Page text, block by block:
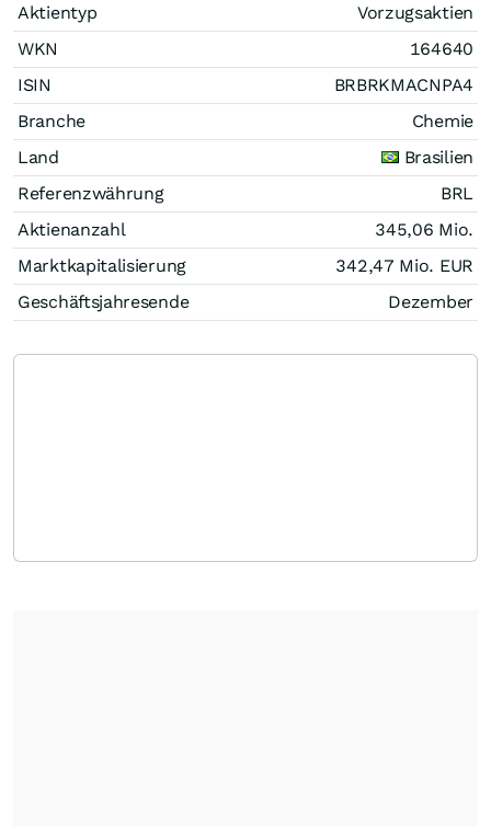
Aktientyp
Vorzugsaktien
WKN
164640
ISIN
BRBRKMACNPA4
Branche
Chemie
Land
Brasilien
Referenzwährung
BRL
Aktienanzahl
345,06 Mio.
Marktkapitalisierung
342,47 Mio. EUR
Geschäftsjahresende
Dezember